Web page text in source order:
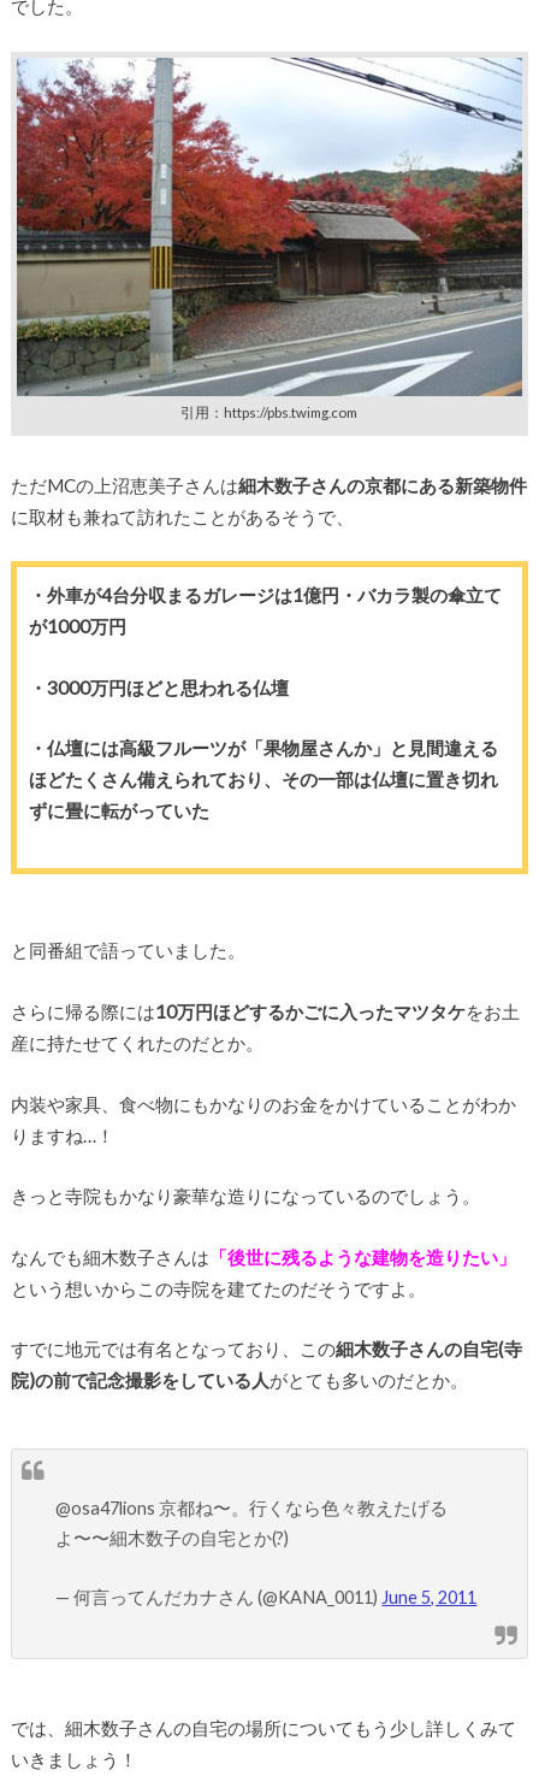
でした。
引用：https://pbs.twimg.com
ただMCの上沼恵美子さんは細木数子さんの京都にある新築物件
に取材も兼ねて訪れたことがあるそうで、
・外車が4台分収まるガレージは1億円・バカラ製の傘立て
が1000万円
・3000万円ほどと思われる仏壇
・仏壇には高級フルーツが「果物屋さんか」と見間違える
ほどたくさん備えられており、その一部は仏壇に置き切れ
ずに畳に転がっていた
と同番組で語っていました。
さらに帰る際には10万円ほどするかごに入ったマツタケをお土
産に持たせてくれたのだとか。
内装や家具、食べ物にもかなりのお金をかけていることがわか
りますね…！
きっと寺院もかなり豪華な造りになっているのでしょう。
なんでも細木数子さんは 「後世に残るような建物を造りたい」
という想いからこの寺院を建てたのだそうですよ。
すでに地元では有名となっており、この細木数子さんの自宅(寺
院)の前で記念撮影をしている人がとても多いのだとか。
@osa47lions 京都ね〜。行くなら色々教えたげる
よ〜〜細木数子の自宅とか(?)
— 何言ってんだカナさん (@KANA_0011) June 5, 2011
では、細木数子さんの自宅の場所についてもう少し詳しくみて
いきましょう！